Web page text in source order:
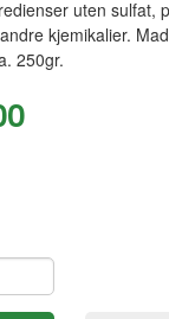
uten sulfat,
kjemikalier.
250gr.